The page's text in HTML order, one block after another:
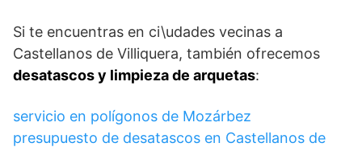
Si te encuentras en ci\udades vecinas a
Castellanos de Villiquera, también ofrecemos
desatascos y limpieza de arquetas:
servicio en polígonos de Mozárbez
presupuesto de desatascos en Castellanos de